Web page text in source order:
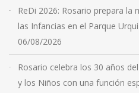
ReDi 2026: Rosario prepara la
las Infancias en el Parque
06/08/2026
Rosario celebra los 30 años
y los Niños con una función